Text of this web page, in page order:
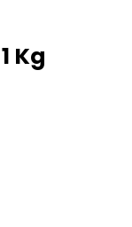
Kg